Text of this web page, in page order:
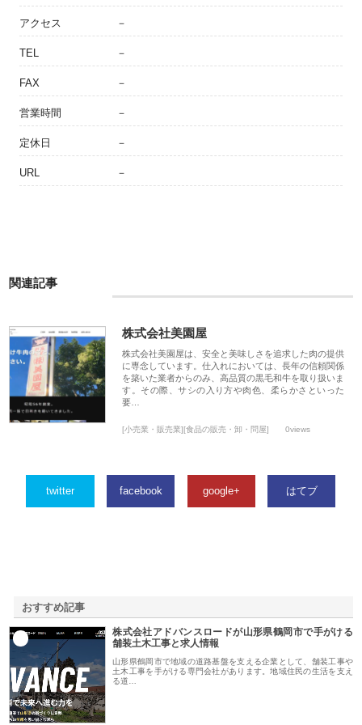
アクセス －
TEL －
FAX －
営業時間 －
定休日 －
URL －
関連記事
株式会社美園屋
株式会社美園屋は、安全と美味しさを追求した肉の提供
に専念しています。仕入れにおいては、長年の信頼関係
を築いた業者からのみ、高品質の黒毛和牛を取り扱いま
す。その際、サシの入り方や肉色、柔らかさといった
要…
[小売業・販売業][食品の販売・卸・問屋] 0views
twitter facebook google+ はてブ
おすすめ記事
株式会社アドバンスロードが山形県鶴岡市で手がける
舗装土木工事と求人情報
山形県鶴岡市で地域の道路基盤を支える企業として、舗装工事や
土木工事を手がける専門会社があります。地域住民の生活を支え
る道…